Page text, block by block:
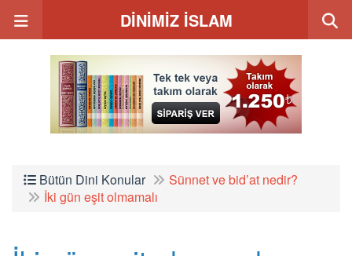
DİNİMİZ İSLAM
Bütün Dini Konular
Sünnet ve bid’at nedir?
İki gün eşit olmamalı